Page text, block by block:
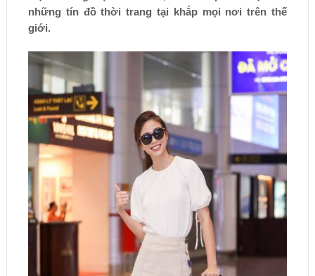
những tín đồ thời trang tại khắp mọi nơi trên thế
giới.